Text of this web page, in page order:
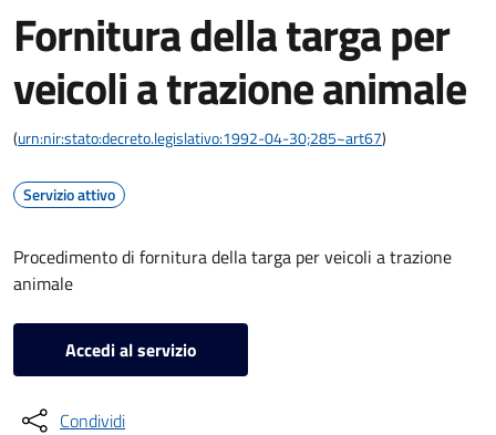
Fornitura della targa per
veicoli a trazione animale
(urn:nir:stato:decreto.legislativo:1992-04-30;285~art67)
Servizio attivo
Procedimento di fornitura della targa per veicoli a trazione
animale
Accedi al servizio
Condividi